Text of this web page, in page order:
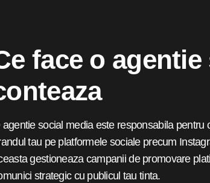
face o
agentie social media este responsabila
tau pe platformele sociale precum
gestioneaza campanii de promovare
strategic cu publicul tau tinta.